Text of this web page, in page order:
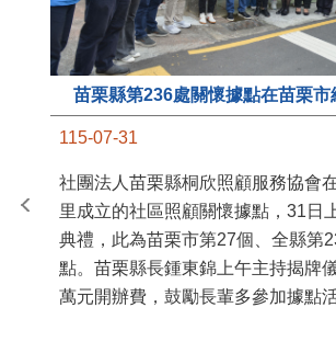
苗栗縣第236處關懷據點在苗栗市
115-07-31
社團法人苗栗縣桐欣照顧服務協會
里成立的社區照顧關懷據點，31日
典禮，此為苗栗市第27個、全縣第
點。苗栗縣長鍾東錦上午主持揭牌
萬元開辦費，鼓勵長輩多參加據點